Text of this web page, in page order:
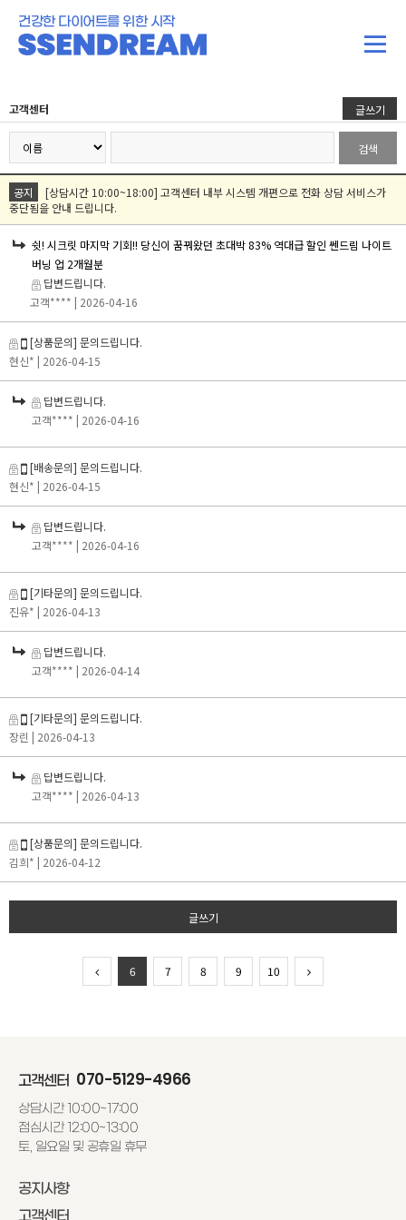
건강한 다이어트를 위한 시작
고객센터 글쓰기
검색
공지
[상담시간 10:00~18:00] 고객센터 내부 시스템 개편으로 전화 상담 서비스가
중단됨을 안내 드립니다.
쉿! 시크릿 마지막 기회!! 당신이 꿈꿔왔던 초대박 83% 역대급 할인 쎈드림 나이트
버닝 업 2개월분
답변드립니다.
고객**** | 2026-04-16
[상품문의] 문의드립니다.
현신* | 2026-04-15
답변드립니다.
고객**** | 2026-04-16
[배송문의] 문의드립니다.
현신* | 2026-04-15
답변드립니다.
고객**** | 2026-04-16
[기타문의] 문의드립니다.
진유* | 2026-04-13
답변드립니다.
고객**** | 2026-04-14
[기타문의] 문의드립니다.
장린 | 2026-04-13
답변드립니다.
고객**** | 2026-04-13
[상품문의] 문의드립니다.
김희* | 2026-04-12
글쓰기
6 7 8 9 10
고객센터 070-5129-4966
상담시간 10:00~17:00
점심시간 12:00~13:00
토, 일요일 및 공휴일 휴무
공지사항
고객센터